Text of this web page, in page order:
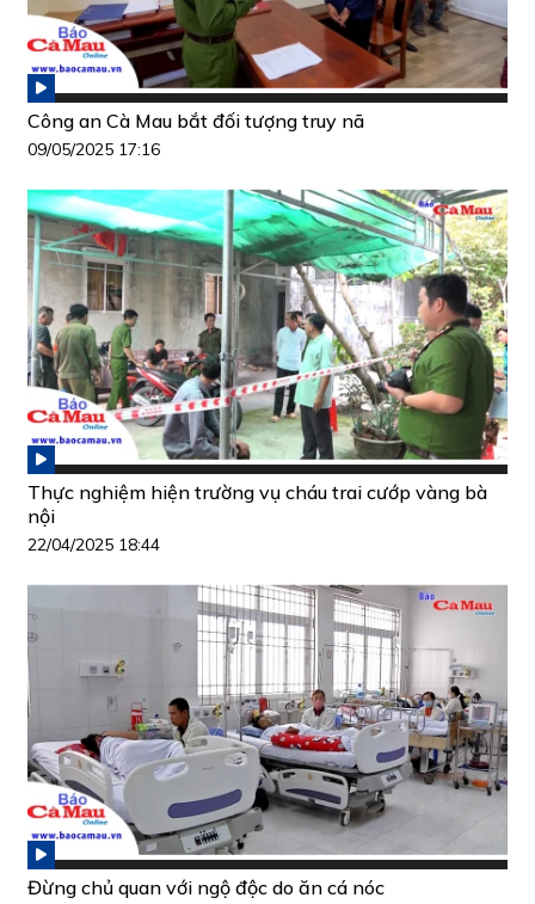
Công an Cà Mau bắt đối tượng truy nã
09/05/2025 17:16
Thực nghiệm hiện trường vụ cháu trai cướp vàng bà
nội
22/04/2025 18:44
Đừng chủ quan với ngộ độc do ăn cá nóc